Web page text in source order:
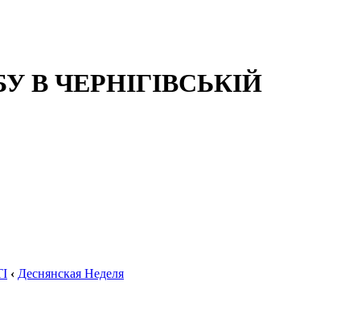
ЧЕРНІГІВСЬКІЙ
‹ Деснянская Неделя